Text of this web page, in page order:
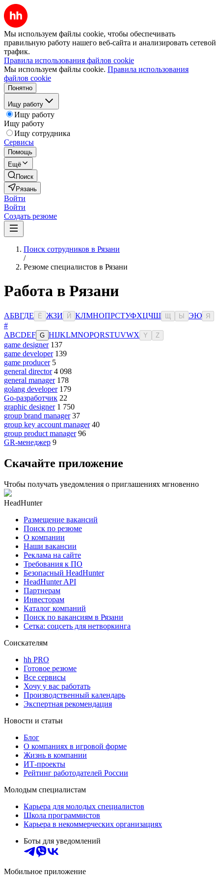
Мы используем файлы cookie, чтобы обеспечивать
правильную работу нашего веб-сайта и анализировать сетевой
трафик.
Правила использования файлов cookie
Мы используем файлы cookie. Правила использования
файлов cookie
Понятно
Ищу работу
Ищу работу
Ищу работу
Ищу сотрудника
Сервисы
Помощь
Ещё
Поиск
Рязань
Войти
Войти
Создать резюме
Поиск сотрудников в Рязани
/
Резюме специалистов в Рязани
Работа в Рязани
АБВГДЕ Ё ЖЗИ Й КЛМНОПРСТУФХЦЧШ Ы ЭЮ Я
#
ABCDEF G HIJKLMNOPQRSTUVWX Y Z
game designer 137
game developer 139
game producer 5
general director 4 098
general manager 178
golang developer 179
Go-разработчик 22
graphic designer 1 750
group brand manager 37
group key account manager 40
group product manager 96
GR-менеджер 9
Скачайте приложение
Чтобы получать уведомления о приглашениях мгновенно
HeadHunter
Размещение вакансий
Поиск по резюме
О компании
Наши вакансии
Реклама на сайте
Требования к ПО
Безопасный HeadHunter
HeadHunter API
Партнерам
Инвесторам
Каталог компаний
Поиск по вакансиям в Рязани
Сетка: соцсеть для нетворкинга
Соискателям
hh PRO
Готовое резюме
Все сервисы
Хочу у вас работать
Производственный календарь
Экспертная рекомендация
Новости и статьи
Блог
О компаниях в игровой форме
Жизнь в компании
ИТ-проекты
Рейтинг работодателей России
Молодым специалистам
Карьера для молодых специалистов
Школа программистов
Карьера в некоммерческих организациях
Боты для уведомлений
Мобильное приложение